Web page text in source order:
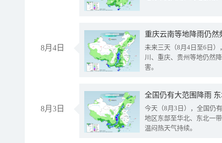
8月4日
重庆云南等地降雨仍然
未来三天（8月4日至6日
川、重庆、贵州等地仍然
害。
8月3日
全国仍有大范围降雨
今天（8月3日），全国仍
地区东部至华北、东北一
温闷热天气持续。